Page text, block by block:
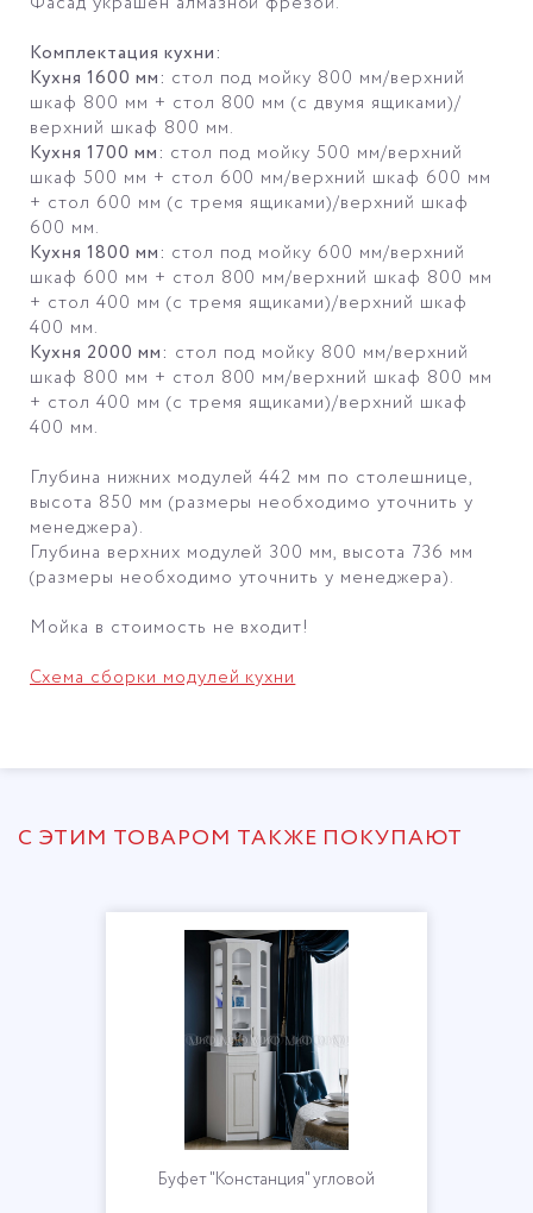
Комплектация кухни:
Кухня 1600 мм: стол под мойку 800 мм/верхний
шкаф 800 мм + стол 800 мм (с двумя ящиками)/
верхний шкаф 800 мм.
Кухня 1700 мм: стол под мойку 500 мм/верхний
шкаф 500 мм + стол 600 мм/верхний шкаф 600 мм
+ стол 600 мм (с тремя ящиками)/верхний шкаф
600 мм.
Кухня 1800 мм: стол под мойку 600 мм/верхний
шкаф 600 мм + стол 800 мм/верхний шкаф 800 мм
+ стол 400 мм (с тремя ящиками)/верхний шкаф
400 мм.
Кухня 2000 мм: стол под мойку 800 мм/верхний
шкаф 800 мм + стол 800 мм/верхний шкаф 800 мм
+ стол 400 мм (с тремя ящиками)/верхний шкаф
400 мм.
Глубина нижних модулей 442 мм по столешнице,
высота 850 мм (размеры необходимо уточнить у
менеджера).
Глубина верхних модулей 300 мм, высота 736 мм
(размеры необходимо уточнить у менеджера).
Мойка в стоимость не входит!
Схема сборки модулей кухни
С ЭТИМ ТОВАРОМ ТАКЖЕ ПОКУПАЮТ
Буфет "Констанция" угловой